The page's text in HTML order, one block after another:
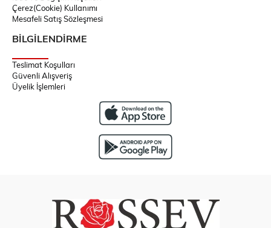
Çerez(Cookie) Kullanımı
Mesafeli Satış Sözleşmesi
BİLGİLENDİRME
Teslimat Koşulları
Güvenli Alışveriş
Üyelik İşlemleri